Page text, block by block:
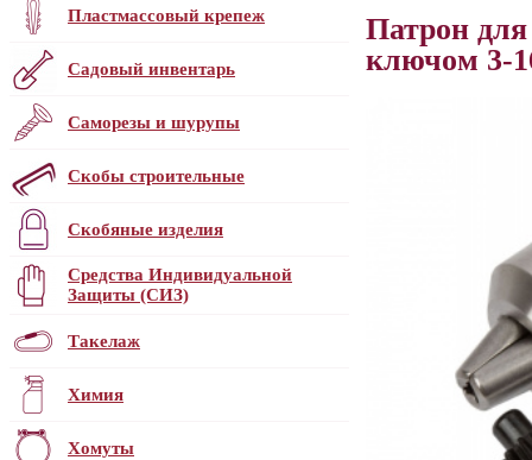
Пластмассовый крепеж
Садовый инвентарь
Саморезы и шурупы
Скобы строительные
Скобяные изделия
Средства Индивидуальной
Защиты (СИЗ)
Такелаж
Химия
Хомуты
Патрон
ключом 3-